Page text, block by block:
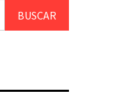
BUSCAR